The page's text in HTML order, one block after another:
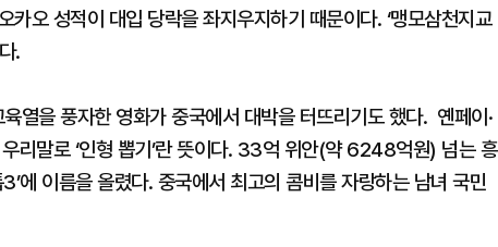
카오 성적이 대입 당락을 좌지우지하기 때문이다. ‘맹모삼천지교
.
열을 풍자한 영화가 중국에서 대박을 터뜨리기도 했다. 옌페이·
리말로 ‘인형 뽑기’란 뜻이다. 33억 위안(약 6248억원) 넘는 흥
에 이름을 올렸다. 중국에서 최고의 콤비를 자랑하는 남녀 국민